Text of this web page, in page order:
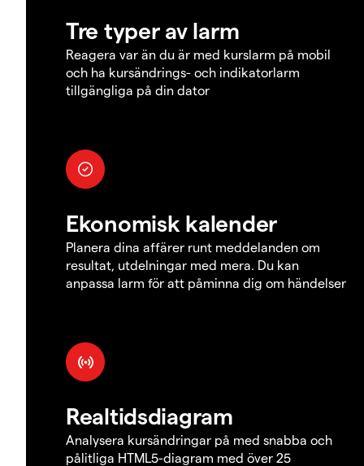
Tre typer av larm
Reagera var än du är med kurslarm på mobil
och ha kursändrings- och indikatorlarm
tillgängliga på din dator
Ekonomisk kalender
Planera dina affärer runt meddelanden om
resultat, utdelningar med mera. Du kan
anpassa larm för att påminna dig om händelser
Realtidsdiagram
Analysera kursändringar på med snabba och
pålitliga HTML5-diagram med över 25